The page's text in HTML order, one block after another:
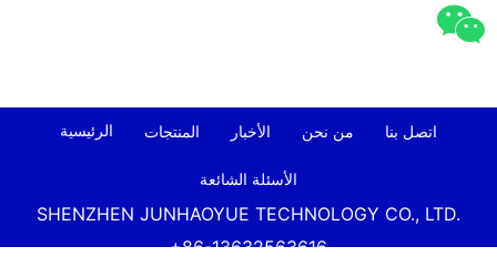
الرئيسية المنتجات الأخبار من نحن اتصل بنا
الأسئلة الشائعة
SHENZHEN JUNHAOYUE TECHNOLOGY CO., LTD.
+86-13632563616